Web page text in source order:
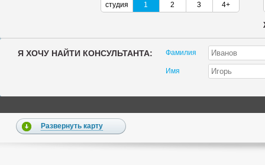
студия 1 2 3 4+
Я ХОЧУ НАЙТИ КОНСУЛЬТАНТА: Фамилия
Имя
Развернуть карту